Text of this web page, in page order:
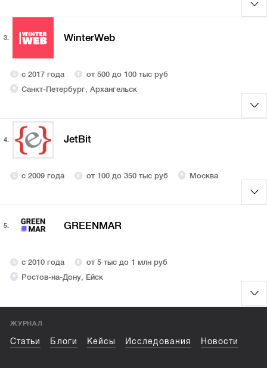
3. WinterWeb
с 2017 года
от 500 до 100 тыс руб
Санкт-Петербург, Архангельск
4. JetBit
с 2009 года от 100 до 350 тыс руб Москва
5. GREENMAR
с 2010 года
от 5 тыс до 1 млн руб
Ростов-на-Дону, Ейск
ЖУРНАЛ
Статьи Блоги Кейсы Исследования Новости